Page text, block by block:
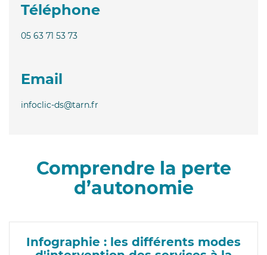
Téléphone
05 63 71 53 73
Email
infoclic-ds@tarn.fr
Comprendre la perte
d’autonomie
Infographie : les différents modes